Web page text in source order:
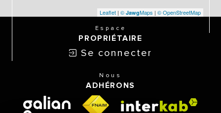
Leaflet | © JawgMaps | © OpenStreetMap
Espace
PROPRIÉTAIRE
Se connecter
Nous
ADHÉRONS